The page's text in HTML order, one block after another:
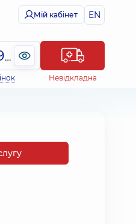
Мій кабінет EN
(044) 495-2-888
Невідкладна